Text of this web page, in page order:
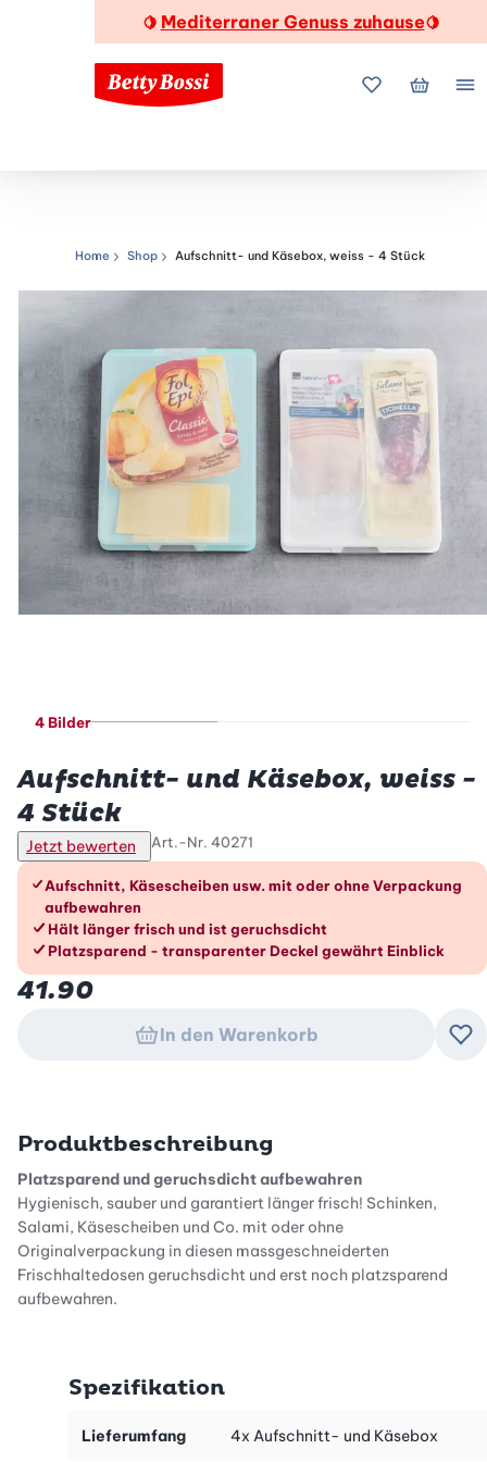
🍋 Mediterraner Genuss zuhause🍋
MeineMein
Navigationspfad
Home Shop Aufschnitt- und Käsebox, weiss - 4 Stück
4 Bilder
Aufschnitt- und Käsebox, weiss -
4 Stück
Jetzt bewerten Art.-Nr. 40271
Die Vorteile im Überblick
Aufschnitt, Käsescheiben usw. mit oder ohne Verpackung
aufbewahren
Hält länger frisch und ist geruchsdicht
Platzsparend - transparenter Deckel gewährt Einblick
41.90
In den Warenkorb
Produktbeschreibung
Platzsparend und geruchsdicht aufbewahren
Hygienisch, sauber und garantiert länger frisch! Schinken,
Salami, Käsescheiben und Co. mit oder ohne
Originalverpackung in diesen massgeschneiderten
Frischhaltedosen geruchsdicht und erst noch platzsparend
aufbewahren.
und Käsescheibenpackungen aus dem Supermarkt abgestimmt.
Frischhalteboxen nicht mehr aus, und dank transparentem
Spezifikation
Lieferumfang 4x Aufschnitt- und Käsebox